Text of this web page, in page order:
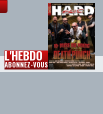
L'HEBDO
ABONNEZ-VOUS